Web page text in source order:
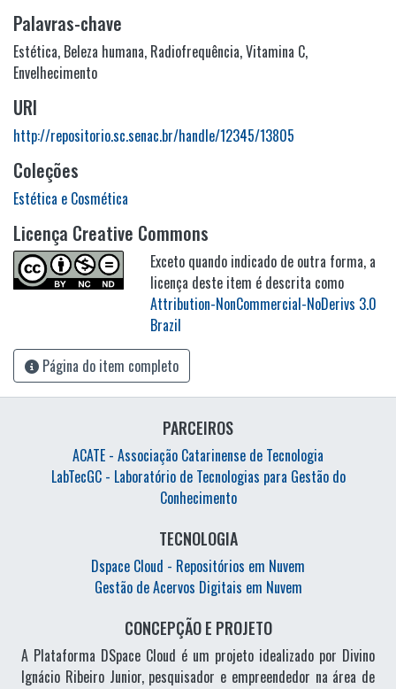
Palavras-chave
Estética, Beleza humana, Radiofrequência,Vitamina C,
Envelhecimento
URI
http://repositorio.sc.senac.br/handle/12345/13805
Coleções
Estética e Cosmética
Licença Creative Commons
Exceto quando indicado de outra forma, a
licença deste item é descrita como
Attribution-NonCommercial-NoDerivs 3.0
Brazil
Página do item completo
PARCEIROS
ACATE - Associação Catarinense de Tecnologia
LabTecGC - Laboratório de Tecnologias para Gestão do
Conhecimento
TECNOLOGIA
Dspace Cloud - Repositórios em Nuvem
Gestão de Acervos Digitais em Nuvem
CONCEPÇÃO E PROJETO
A Plataforma DSpace Cloud é um projeto idealizado por Divino
Ignácio Ribeiro Junior, pesquisador e empreendedor na área de